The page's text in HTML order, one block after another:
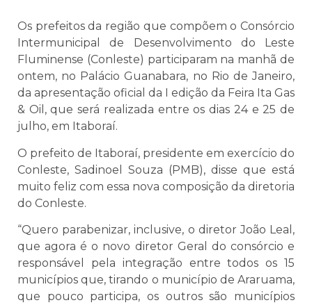
Os prefeitos da região que compõem o Consórcio
Intermunicipal de Desenvolvimento do Leste
Fluminense (Conleste) participaram na manhã de
ontem, no Palácio Guanabara, no Rio de Janeiro,
da apresentação oficial da I edição da Feira Ita Gas
& Oil, que será realizada entre os dias 24 e 25 de
julho, em Itaboraí.
O prefeito de Itaboraí, presidente em exercício do
Conleste, Sadinoel Souza (PMB), disse que está
muito feliz com essa nova composição da diretoria
do Conleste.
“Quero parabenizar, inclusive, o diretor João Leal,
que agora é o novo diretor Geral do consórcio e
responsável pela integração entre todos os 15
municípios que, tirando o município de Araruama,
que pouco participa, os outros são municípios